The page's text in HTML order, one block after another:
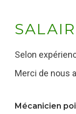
Selon
Merci de nous
Mécanicien